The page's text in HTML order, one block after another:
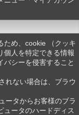
ため、cookie （クッキ
個人を特定できる情報
バシーを侵害すること
れない場合は、ブラウ
ータからお客様のブラ
ュータのハードディス